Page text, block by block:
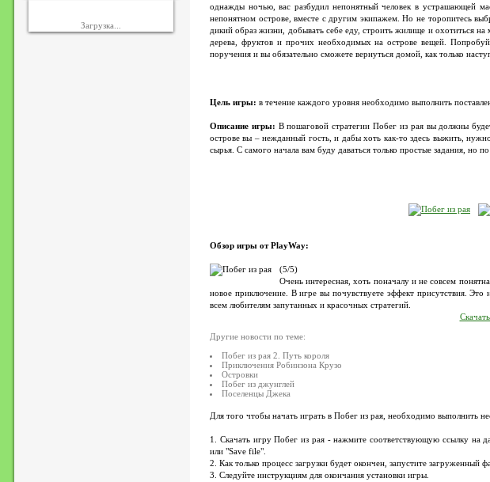
Загрузка...
однажды ночью, вас разбудил непонятный человек в устрашающей
непонятном острове, вместе с другим экипажем. Но не торопитесь
дикий образ жизни, добывать себе еду, строить жилище и охотиться
дерева, фруктов и прочих необходимых на острове вещей.
поручения и вы обязательно сможете вернуться домой, как только
Цель игры: в течение каждого уровня необходимо выполнить
Описание игры: В пошаговой стратегии Побег из рая вы должны
острове вы – нежданный гость, и дабы хоть как-то здесь выжить,
сырья. С самого начала вам буду даваться только простые задания, но
Обзор игры от PlayWay:
(5/5)
Очень интересная, хоть поначалу и не совсем
новое приключение. В игре вы почувствуете эффект присутствия.
всем любителям запутанных и красочных стратегий.
Другие новости по теме:
Побег из рая 2. Путь короля
Приключения Робинзона Крузо
Островки
Побег из джунглей
Поселенцы Джека
Для того чтобы начать играть в Побег из рая, необходимо выполнить
1. Скачать игру Побег из рая - нажмите соответствующую ссылку на
или "Save file".
2. Как только процесс загрузки будет окончен, запустите загруженный
3. Следуйте инструкциям для окончания установки игры.